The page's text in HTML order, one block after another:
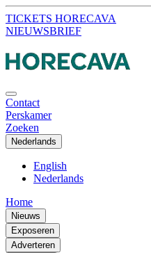
TICKETS HORECAVA
NIEUWSBRIEF
Contact
Perskamer
Zoeken
Nederlands
English
Nederlands
Home
Nieuws
Exposeren
Adverteren